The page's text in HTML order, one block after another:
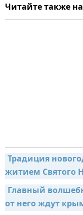
Читайте также
Традиция
житием Святого
Главный
от него ждут